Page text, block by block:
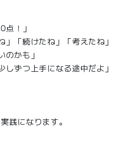
！」
「続けたね」「考えたね」
のかも」
ずつ上手になる途中だよ」
践になります。